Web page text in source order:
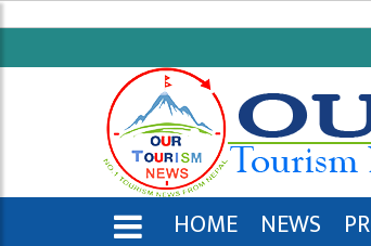
HOME NEWS